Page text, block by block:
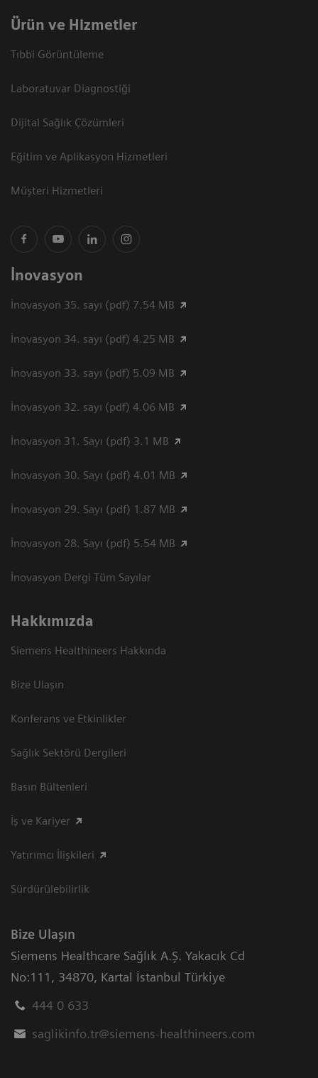
Ürün ve Hizmetler
Tıbbi Görüntüleme
Laboratuvar Diagnostiği
Dijital Sağlık Çözümleri
Eğitim ve Aplikasyon Hizmetleri
Müşteri Hizmetleri
İnovasyon
İnovasyon 35. sayı (pdf) 7.54 MB
İnovasyon 34. sayı (pdf) 4.25 MB
İnovasyon 33. sayı (pdf) 5.09 MB
İnovasyon 32. sayı (pdf) 4.06 MB
İnovasyon 31. Sayı (pdf) 3.1 MB
İnovasyon 30. Sayı (pdf) 4.01 MB
İnovasyon 29. Sayı (pdf) 1.87 MB
İnovasyon 28. Sayı (pdf) 5.54 MB
İnovasyon Dergi Tüm Sayılar
Hakkımızda
Siemens Healthineers Hakkında
Bize Ulaşın
Konferans ve Etkinlikler
Sağlık Sektörü Dergileri
Basın Bültenleri
İş ve Kariyer
Yatırımcı İlişkileri
Sürdürülebilirlik
Bize Ulaşın
Siemens Healthcare Sağlık A.Ş. Yakacık Cd
No:111 , 34870, Kartal İstanbul Türkiye
444 0 633
saglikinfo.tr@siemens-healthineers.com